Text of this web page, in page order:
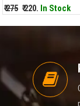
₹ 275 ₹ 220. In Stock